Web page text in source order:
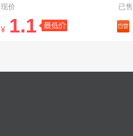
现价
已
¥ 1.1